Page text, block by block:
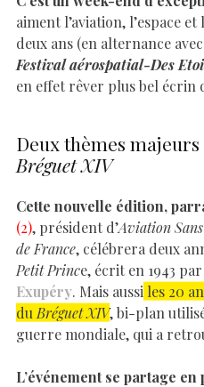
aiment l’aviation, l’espace
deux ans (en alternance
Festival aérospatial-Des
en effet rêver plus bel écrin
Deux thèmes majeurs
Bréguet XIV
Cette nouvelle édition,
(2), président d’Aviation
de France, célébrera deux
Petit Prince, écrit en 1943 par
Exupéry. Mais aussi les 20
du Bréguet XIV, bi-plan
guerre mondiale, qui a
L’événement se partage